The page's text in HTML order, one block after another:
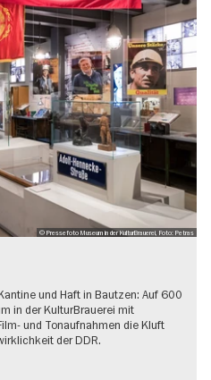
© Pressefoto Museum in der KulturBrauerei, Foto: Petras
und Haft in Bautzen: Auf 600
in der KulturBrauerei mit
und Tonaufnahmen die Kluft
der DDR.